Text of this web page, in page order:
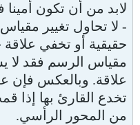
لابد من أن تكون
- لا تحاول تغيير
حقيقية أو تخفي علاقة
مقياس الرسم فقد لا
علاقة. وبالعكس فإن
تخدع القارئ بها إذا
من المحور الرأسي.